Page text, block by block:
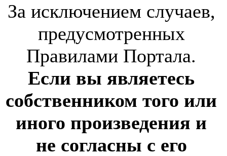
За исключением случаев,
предусмотренных
Правилами Портала.
Если вы являетесь
собственником того или
иного произведения и
не согласны с его